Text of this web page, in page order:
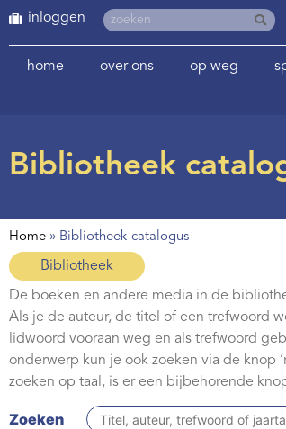
inloggen
home over ons op weg
Bibliotheek
Home » Bibliotheek-catalogus
Bibliotheek
De boeken en andere media in de
Als je de auteur, de titel of een trefwoord
lidwoord vooraan weg en als trefwoord
onderwerp kun je ook zoeken via de knop
zoeken op taal, is er een bijbehorende
Zoeken